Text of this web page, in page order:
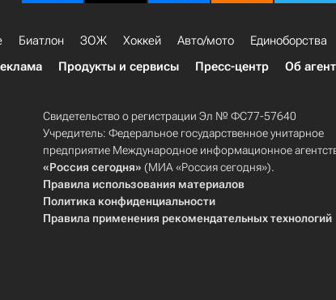
Биатлон ЗОЖ Хоккей Авто/мото Единоборства
Продукты и сервисы Пресс-центр Об
Свидетельство о регистрации Эл № ФС77-57640
Учредитель: Федеральное государственное унитарное
предприятие Международное информационное
«Россия сегодня» (МИА «Россия сегодня»).
Правила использования материалов
Политика конфиденциальности
Правила применения рекомендательных технологий